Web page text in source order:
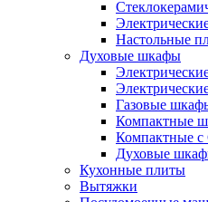
Настольные
Духовые шкафы
Газовые
Компактные
Компактные
Духовые
Кухонные плиты
Вытяжки